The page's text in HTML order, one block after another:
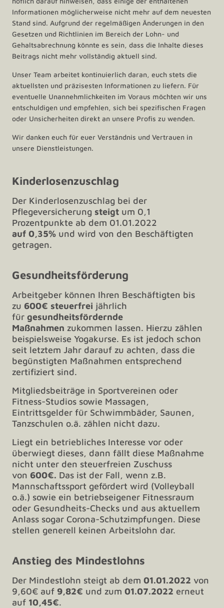
Informationen möglicherweise nicht mehr auf dem neuesten
Stand sind. Aufgrund der regelmäßigen Änderungen in den
Gesetzen und Richtlinien im Bereich der Lohn- und
Gehaltsabrechnung könnte es sein, dass die Inhalte dieses
Beitrags nicht mehr vollständig aktuell sind.
Unser Team arbeitet kontinuierlich daran, euch stets die
aktuellsten und präzisesten Informationen zu liefern. Für
eventuelle Unannehmlichkeiten im Voraus möchten wir uns
entschuldigen und empfehlen, sich bei spezifischen Fragen
oder Unsicherheiten direkt an unsere Profis zu wenden.
Wir danken euch für euer Verständnis und Vertrauen in
unsere Dienstleistungen.
Kinderlosenzuschlag
Der Kinderlosenzuschlag bei der
Pflegeversicherung steigt um 0,1
Prozentpunkte ab dem 01.01.2022
auf 0,35% und wird von den Beschäftigten
getragen.
Gesundheitsförderung
Arbeitgeber können Ihren Beschäftigten bis
zu600€ steuerfrei jährlich
fürgesundheitsfördernde
Maßnahmen zukommen lassen. Hierzu zählen
beispielsweise Yogakurse. Es ist jedoch schon
seit letztem Jahr darauf zu achten, dass die
begünstigten Maßnahmen entsprechend
zertifiziert sind.
Mitgliedsbeiträge in Sportvereinen oder
Fitness-Studios sowie Massagen,
Eintrittsgelder für Schwimmbäder, Saunen,
Tanzschulen o.ä. zählen nicht dazu.
Liegt ein betriebliches Interesse vor oder
überwiegt dieses, dann fällt diese Maßnahme
nicht unter den steuerfreien Zuschuss
von600€. Das ist der Fall, wenn z.B.
Mannschaftssport gefördert wird (Volleyball
o.ä.) sowie ein betriebseigener Fitnessraum
oder Gesundheits-Checks und aus aktuellem
Anlass sogar Corona-Schutzimpfungen. Diese
stellen generell keinen Arbeitslohn dar.
Anstieg des Mindestlohns
Der Mindestlohn steigt ab dem01.01.2022 von
9,60€ auf9,82€ und zum01.07.2022 erneut
auf 10,45€.